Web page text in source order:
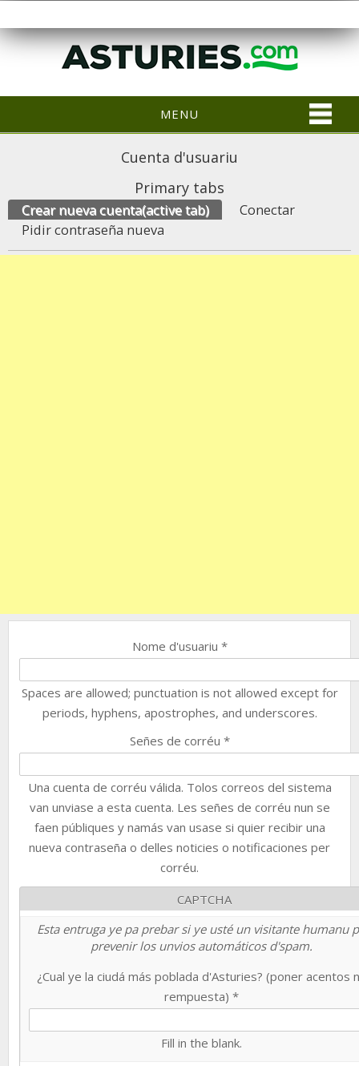
MENU
Cuenta d'usuariu
Primary tabs
Crear nueva cuenta(active tab)
Conectar
Pidir contraseña nueva
Nome d'usuariu *
Spaces are allowed; punctuation is not allowed except for
periods, hyphens, apostrophes, and underscores.
Señes de corréu *
Una cuenta de corréu válida. Tolos correos del sistema
van unviase a esta cuenta. Les señes de corréu nun se
faen públiques y namás van usase si quier recibir una
nueva contraseña o delles noticies o notificaciones per
corréu.
CAPTCHA
Esta entruga ye pa prebar si ye usté un visitante humanu
prevenir los unvios automáticos d'spam.
¿Cual ye la ciudá más poblada d'Asturies? (poner acentos
rempuesta) *
Fill in the blank.